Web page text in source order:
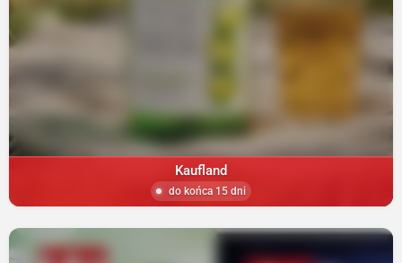
Kaufland
do końca 15 dni